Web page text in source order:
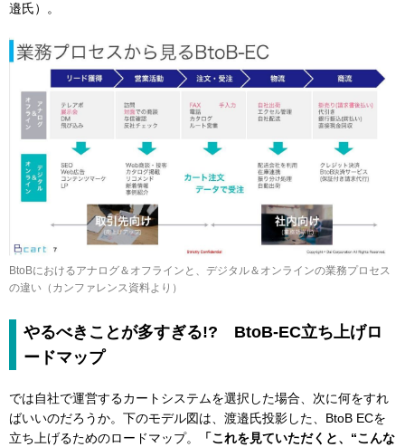
邉氏）。
BtoBにおけるアナログ＆オフラインと、デジタル＆オンラインの業務プロセス
の違い（カンファレンス資料より）
やるべきことが多すぎる!? BtoB-EC立ち上げロ
ードマップ
では自社で運営するカートシステムを選択した場合、次に何をすれ
ばいいのだろうか。下のモデル図は、渡邉氏投影した、BtoB ECを
立ち上げるためのロードマップ。
「これを見ていただくと、“こんな